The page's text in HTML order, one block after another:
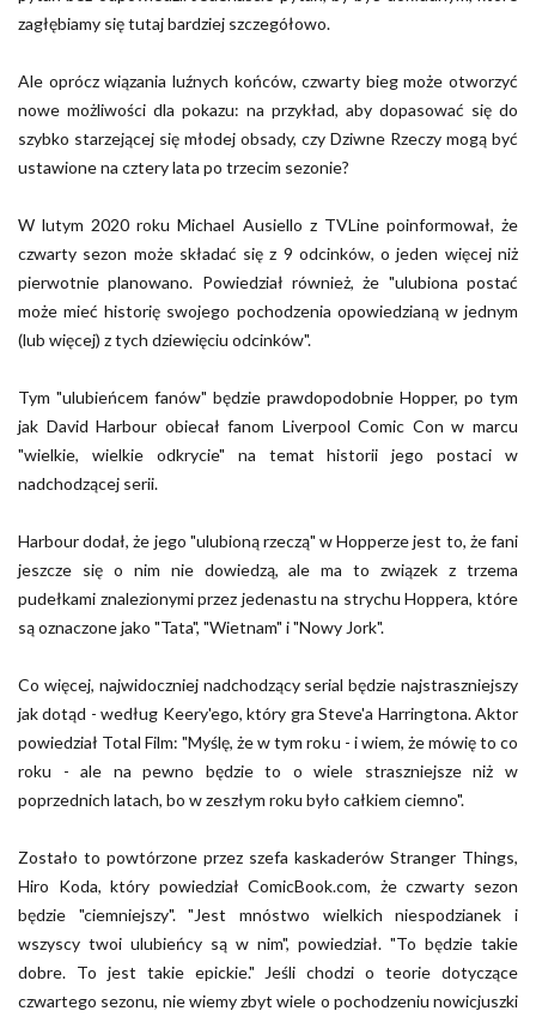
zagłębiamy się tutaj bardziej szczegółowo.
Ale oprócz wiązania luźnych końców, czwarty bieg może otworzyć
nowe możliwości dla pokazu: na przykład, aby dopasować się do
szybko starzejącej się młodej obsady, czy Dziwne Rzeczy mogą być
ustawione na cztery lata po trzecim sezonie?
W lutym 2020 roku Michael Ausiello z TVLine poinformował, że
czwarty sezon może składać się z 9 odcinków, o jeden więcej niż
pierwotnie planowano. Powiedział również, że "ulubiona postać
może mieć historię swojego pochodzenia opowiedzianą w jednym
(lub więcej) z tych dziewięciu odcinków".
Tym "ulubieńcem fanów" będzie prawdopodobnie Hopper, po tym
jak David Harbour obiecał fanom Liverpool Comic Con w marcu
"wielkie, wielkie odkrycie" na temat historii jego postaci w
nadchodzącej serii.
Harbour dodał, że jego "ulubioną rzeczą" w Hopperze jest to, że fani
jeszcze się o nim nie dowiedzą, ale ma to związek z trzema
pudełkami znalezionymi przez jedenastu na strychu Hoppera, które
są oznaczone jako "Tata", "Wietnam" i "Nowy Jork".
Co więcej, najwidoczniej nadchodzący serial będzie najstraszniejszy
jak dotąd - według Keery'ego, który gra Steve'a Harringtona. Aktor
powiedział Total Film: "Myślę, że w tym roku - i wiem, że mówię to co
roku - ale na pewno będzie to o wiele straszniejsze niż w
poprzednich latach, bo w zeszłym roku było całkiem ciemno".
Zostało to powtórzone przez szefa kaskaderów Stranger Things,
Hiro Koda, który powiedział ComicBook.com, że czwarty sezon
będzie "ciemniejszy". "Jest mnóstwo wielkich niespodzianek i
wszyscy twoi ulubieńcy są w nim", powiedział. "To będzie takie
dobre. To jest takie epickie." Jeśli chodzi o teorie dotyczące
czwartego sezonu, nie wiemy zbyt wiele o pochodzeniu nowicjuszki